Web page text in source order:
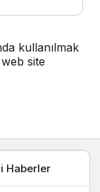
kullanılmak
site
Haberler